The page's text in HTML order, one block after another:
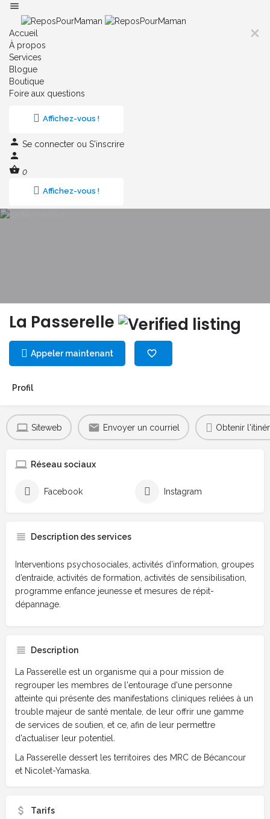
Accueil
À propos
Services
Blogue
Boutique
Foire aux questions
Affichez-vous !
Se connecter ou S'inscrire
0
Affichez-vous !
La Passerelle
Appeler maintenant
Profil
Siteweb Envoyer un courriel Obtenir
Réseau sociaux
Facebook Instagram
Description des services
Interventions psychosociales, activités d’information, groupes
d’entraide, activités de formation, activités de sensibilisation,
programme enfance jeunesse et mesures de répit-
dépannage.
Description
La Passerelle est un organisme qui a pour mission de
regrouper les membres de l'entourage d'une personne
atteinte qui présente des manifestations cliniques reliées à un
trouble majeur de santé mentale, de leur offrir une gamme
de services de soutien, et ce, afin de leur permettre
d'actualiser leur potentiel.
La Passerelle dessert les territoires des MRC de Bécancour
et Nicolet-Yamaska.
Tarifs